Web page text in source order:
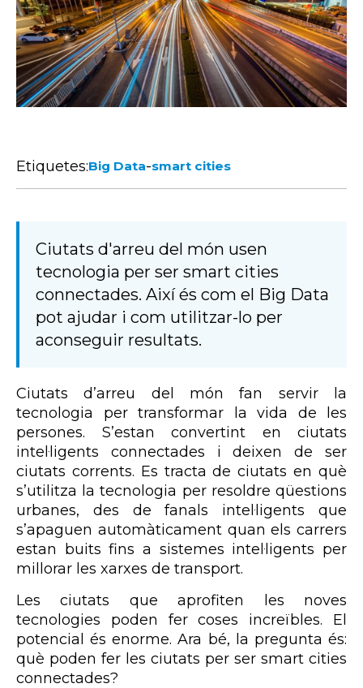
Etiquetes:Big Data-smart cities
Ciutats d'arreu del món usen
tecnologia per ser smart cities
connectades. Així és com el Big Data
pot ajudar i com utilitzar-lo per
aconseguir resultats.
Ciutats d’arreu del món fan servir la
tecnologia per transformar la vida de les
persones. S’estan convertint en ciutats
intel·ligents connectades i deixen de ser
ciutats corrents. Es tracta de ciutats en què
s’utilitza la tecnologia per resoldre qüestions
urbanes, des de fanals intel·ligents que
s’apaguen automàticament quan els carrers
estan buits fins a sistemes intel·ligents per
millorar les xarxes de transport.
Les ciutats que aprofiten les noves
tecnologies poden fer coses increïbles. El
potencial és enorme. Ara bé, la pregunta és:
què poden fer les ciutats per ser smart cities
connectades?